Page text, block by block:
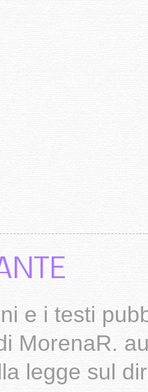
e i testi
MorenaR.
legge sul